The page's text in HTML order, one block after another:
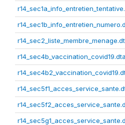
r14_sec4b_vaccination_covid19.dta